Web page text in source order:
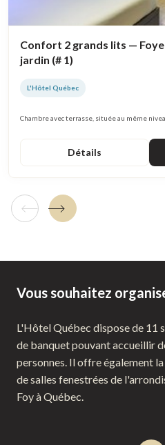
Confort 2 grands lits —
jardin (# 1)
L'Hôtel Québec
Chambre avec terrasse, située au même
Détails
Tuile précédente
Tuile suivante
Vous souhaitez
L'Hôtel Québec dispose de 11
de banquet pouvant accueillir
personnes. Il offre également
de salles fenestrées de
Foy à Québec.